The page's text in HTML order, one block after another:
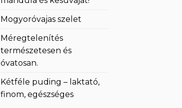
Mogyoróvajas szelet
Méregtelenítés
természetesen és
óvatosan.
Kétféle puding – laktató,
finom, egészséges